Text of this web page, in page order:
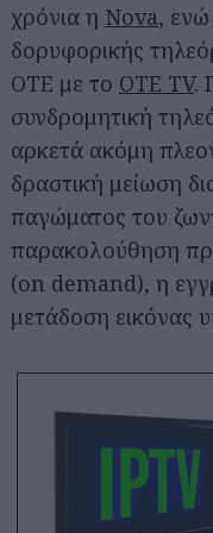
χρόνια η Nova,
δορυφορικής
OTE με το OTE TV.
συνδρομητική
αρκετά ακόμη
δραστική μείωση
παγώματος του
παρακολούθηση
(on demand), η
μετάδοση εικόνας